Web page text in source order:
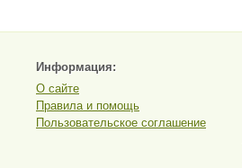
Информация:
О сайте
Правила и помощь
Пользовательское соглашение